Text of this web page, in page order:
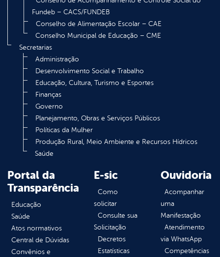
Fundeb – CACS/FUNDEB
Conselho de Alimentação Escolar – CAE
Conselho Municipal de Educação – CME
Secretarias
Administração
Desenvolvimento Social e Trabalho
Educação, Cultura, Turismo e Esportes
Finanças
Governo
Planejamento, Obras e Serviços Públicos
Políticas da Mulher
Produção Rural, Meio Ambiente e Recursos Hídricos
Saúde
Portal da
Transparência
Educação
Saúde
Atos normativos
Central de Dúvidas
Convênios e
E-sic
Como
solicitar
Consulte sua
Solicitação
Decretos
Estatísticas
Ouvidoria
Acompanhar
uma
Manifestação
Atendimento
via WhatsApp
Competências